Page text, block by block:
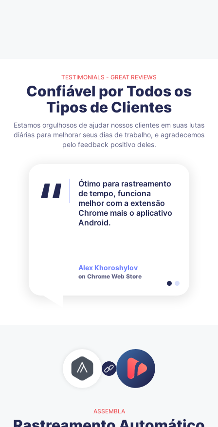
TESTIMONIALS - GREAT REVIEWS
Confiável por Todos os
Tipos de Clientes
Estamos orgulhosos de ajudar nossos clientes em suas lutas
diárias para melhorar seus dias de trabalho, e agradecemos
pelo feedback positivo deles.
Ótimo para rastreamento
de tempo, funciona
melhor com a extensão
Chrome mais o aplicativo
Android.
Alex Khoroshylov
on Chrome Web Store
Não usei todos os
recursos disponíveis, mas
para as minhas
necessidades, funcionou
perfeitamente. O
Salvador Carranza
on Chrome Web Store
ASSEMBLA